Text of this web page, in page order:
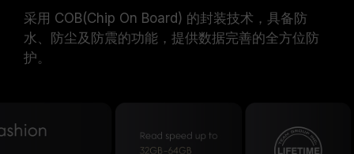
采用 COB(Chip On Board) 的封装技术，具备防
水、防尘及防震的功能，提供数据完善的全方位防
护。